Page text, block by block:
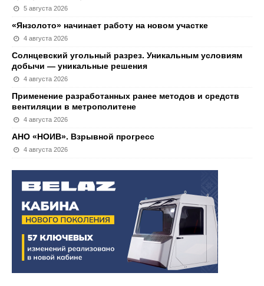
5 августа 2026
«Янзолото» начинает работу на новом участке
4 августа 2026
Солнцевский угольный разрез. Уникальным условиям
добычи — уникальные решения
4 августа 2026
Применение разработанных ранее методов и средств
вентиляции в метрополитене
4 августа 2026
АНО «НОИВ». Взрывной прогресс
4 августа 2026